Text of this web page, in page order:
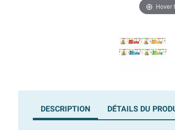
Hover
DESCRIPTION DÉTAILS DU